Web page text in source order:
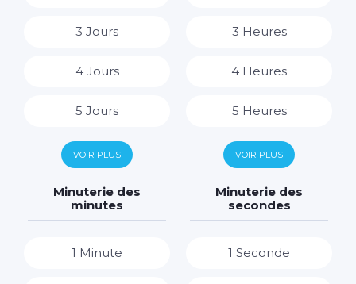
3 Jours
4 Jours
5 Jours
6 Jours
7 Jours
VOIR PLUS
3 Heures
4 Heures
5 Heures
6 Heures
7 Heures
VOIR PLUS
Minuterie des
minutes
1 Minute
Minuterie des
secondes
1 Seconde